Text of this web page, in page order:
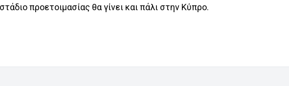
προετοιμασίας θα γίνει και πάλι στην Κύπρο.